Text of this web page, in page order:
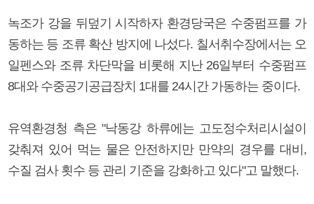
녹조가 강을 뒤덮기 시작하자 환경당국은 수중펌프를 가
동하는 등 조류 확산 방지에 나섰다. 칠서취수장에서는 오
일펜스와 조류 차단막을 비롯해 지난 26일부터 수중펌프
8대와 수중공기공급장치 1대를 24시간 가동하는 중이다.
유역환경청 측은 "낙동강 하류에는 고도정수처리시설이
갖춰져 있어 먹는 물은 안전하지만 만약의 경우를 대비,
수질 검사 횟수 등 관리 기준을 강화하고 있다"고 말했다.